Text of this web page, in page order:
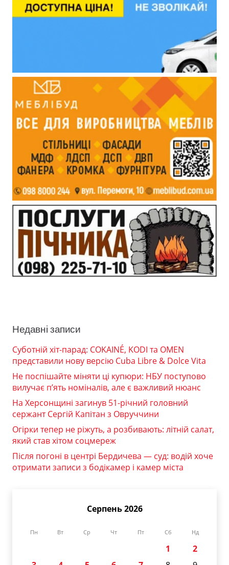
Недавні записи
Суботній хіт-парад: COKAINÉ, KODI та OMEN
представили нову версію Cuba Libre & Dolce Vita
Не поспішайте міняти ці купюри: НБУ поступово
вилучає п’ять номіналів, але є важливий нюанс
На Херсонщині загинув 51-річний головний
сержант Сергій Капітан з Овруччини
Огірки тепер не ріжуть, а розбивають: літній салат,
який став хітом соцмереж
Після погоні в центрі Бердичева — суд: водій хоче
отримати записи з бодікамер і камер міста
Серпень 2026
Пн Вт Ср Чт Пт Сб Нд
1
2